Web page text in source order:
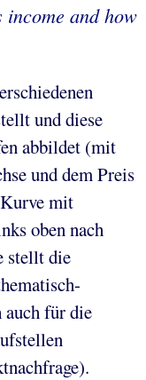
and how
und diese
abbildet (mit
und dem Preis
mit
oben nach
stellt die
auch für die